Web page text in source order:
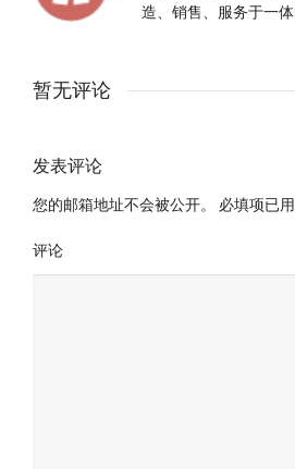
造、销售、服务于一
暂无评论
发表评论
您的邮箱地址不会被公开。
必填项已用
评论